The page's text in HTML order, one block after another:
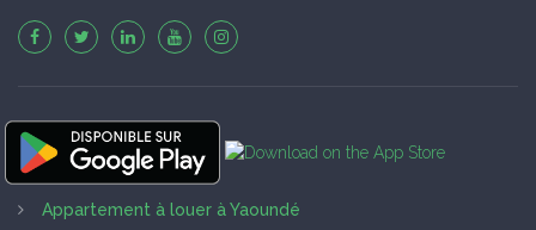
Appartement à louer à Yaoundé